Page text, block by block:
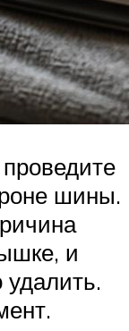
шины.
и
удалить.